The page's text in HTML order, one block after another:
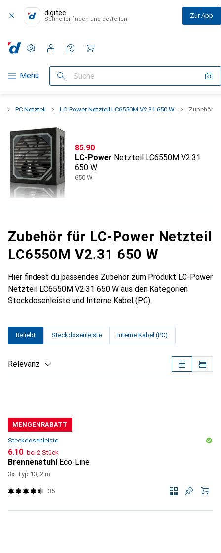
digitec
Schneller finden und bestellen Zur App
Navigation nach Kategorien
Menü Suche
Einstellungen
Kundenkonto
Vergleichslisten
Merklisten
Warenkorb
PC Netzteil LC-Power Netzteil LC6550M V2.31 650 W Zubehör
CHF
85.90
LC-Power Netzteil LC6550M V2.31
650 W
650 W
Zubehör für LC-Power Netzteil
LC6550M V2.31 650 W
Hier findest du passendes Zubehör zum Produkt LC-Power
Netzteil LC6550M V2.31 650 W aus den Kategorien
Steckdosenleiste und Interne Kabel (PC).
Beliebt Steckdosenleiste Interne Kabel (PC)
Relevanz
MENGENRABATT
Steckdosenleiste
CHF
6.10 bei 2 Stück
Brennenstuhl Eco-Line
3x, Typ 13, 2 m
35